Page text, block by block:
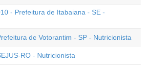
- Prefeitura de Itabaiana - SE -
de Votorantim - SP - Nutricionista
RO - Nutricionista